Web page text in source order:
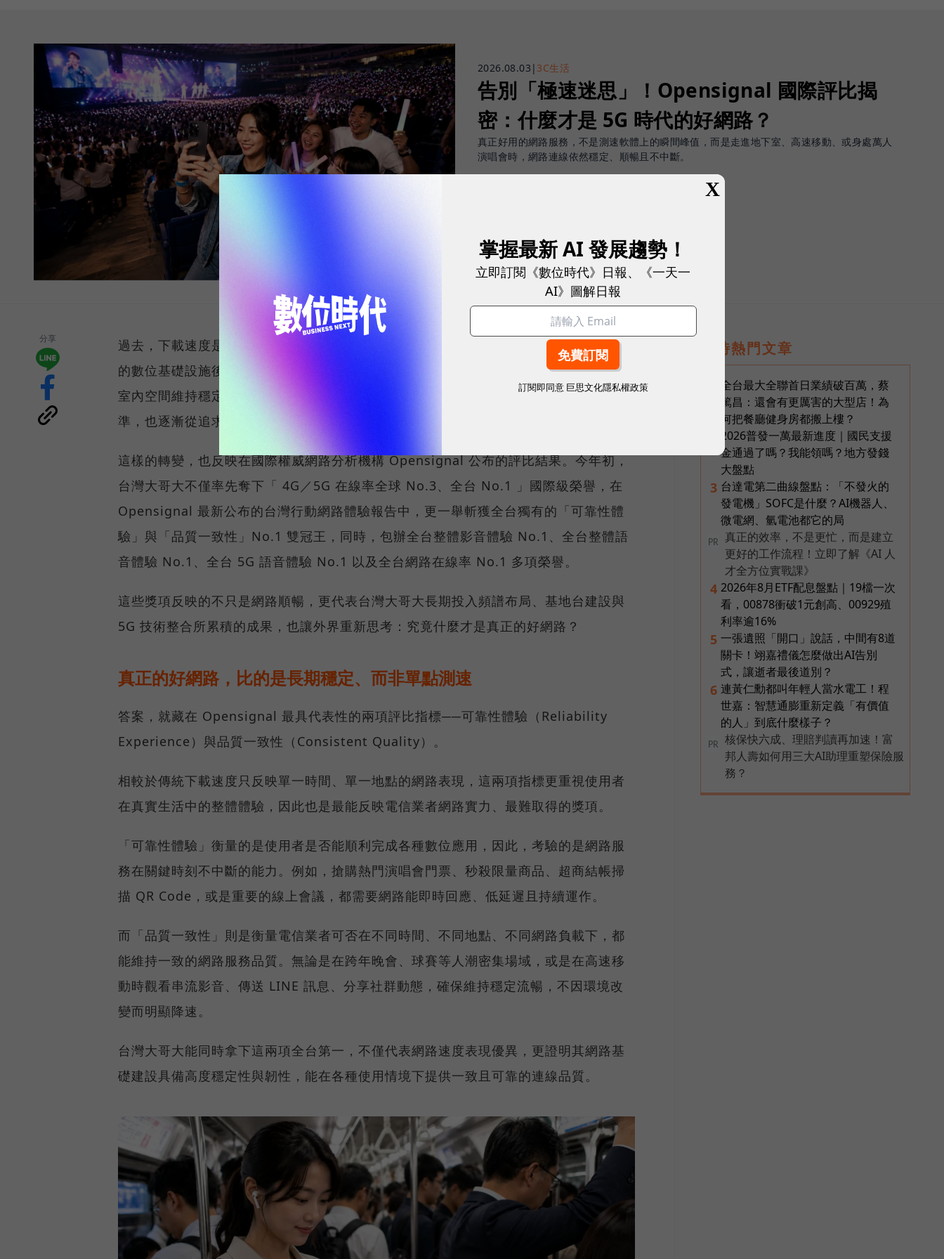
2026.08.03 | 3C生活
告別「極速迷思」！Opensignal 國際評比揭
密：什麼才是 5G 時代的好網路？
真正好用的網路服務，不是測速軟體上的瞬間峰值，而是走進地下室、高速移動、或身處萬人
演唱會時，網路連線依然穩定、順暢且不中斷。
台灣大哥大
分享
過去，下載速度是評價電信服務的重要指標，但在 5G 成為工作、娛樂、生活不可或缺
的數位基礎設施後，消費者發現，再快的網速，如果不能讓其在人潮聚集、高速移動或
室內空間維持穩定連線，即無法轉換成好的使用體驗，也因如此，衡量「好網路」的標
準，也逐漸從追求測速數字，轉向任何時間、任何地點都能穩定連線的使用體驗。
這樣的轉變，也反映在國際權威網路分析機構 Opensignal 公布的評比結果。今年初，
台灣大哥大不僅率先奪下「 4G／5G 在線率全球 No.3、全台 No.1 」國際級榮譽，在
Opensignal 最新公布的台灣行動網路體驗報告中，更一舉斬獲全台獨有的「可靠性體
驗」與「品質一致性」No.1 雙冠王，同時，包辦全台整體影音體驗 No.1、全台整體語
音體驗 No.1、全台 5G 語音體驗 No.1 以及全台網路在線率 No.1 多項榮譽。
這些獎項反映的不只是網路順暢，更代表台灣大哥大長期投入頻譜布局、基地台建設與
5G 技術整合所累積的成果，也讓外界重新思考：究竟什麼才是真正的好網路？
真正的好網路，比的是長期穩定、而非單點測速
答案，就藏在 Opensignal 最具代表性的兩項評比指標──可靠性體驗（Reliability
Experience）與品質一致性（Consistent Quality）。
相較於傳統下載速度只反映單一時間、單一地點的網路表現，這兩項指標更重視使用者
在真實生活中的整體體驗，因此也是最能反映電信業者網路實力、最難取得的獎項。
「可靠性體驗」衡量的是使用者是否能順利完成各種數位應用，因此，考驗的是網路服
務在關鍵時刻不中斷的能力。例如，搶購熱門演唱會門票、秒殺限量商品、超商結帳掃
描 QR Code，或是重要的線上會議，都需要網路能即時回應、低延遲且持續運作。
而「品質一致性」則是衡量電信業者可否在不同時間、不同地點、不同網路負載下，都
能維持一致的網路服務品質。無論是在跨年晚會、球賽等人潮密集場域，或是在高速移
動時觀看串流影音、傳送 LINE 訊息、分享社群動態，確保維持穩定流暢，不因環境改
變而明顯降速。
台灣大哥大能同時拿下這兩項全台第一，不僅代表網路速度表現優異，更證明其網路基
礎建設具備高度穩定性與韌性，能在各種使用情境下提供一致且可靠的連線品質。
即時熱門文章
全台最大全聯首日業績破百萬，蔡
篤昌：還會有更厲害的大型店！為
何把餐廳健身房都搬上樓？
2026普發一萬最新進度｜國民支援
金通過了嗎？我能領嗎？地方發錢
大盤點
3 台達電第二曲線盤點：「不發火的
發電機」SOFC是什麼？AI機器人、
微電網、氫電池都它的局
PR
真正的效率，不是更忙，而是建立
更好的工作流程！立即了解《AI 人
才全方位實戰課》
4 2026年8月ETF配息盤點｜19檔一次
看，00878衝破1元創高、00929殖
利率逾16%
5 一張遺照「開口」說話，中間有8道
關卡！翊嘉禮儀怎麼做出AI告別
式，讓逝者最後道別？
6 連黃仁勳都叫年輕人當水電工！程
世嘉：智慧通膨重新定義「有價值
的人」到底什麼樣子？
PR
核保快六成、理賠判讀再加速！富
邦人壽如何用三大AI助理重塑保險服
務？
X
掌握最新 AI 發展趨勢！
立即訂閱《數位時代》日報、《一天一
AI》圖解日報
訂閱即同意 巨思文化隱私權政策